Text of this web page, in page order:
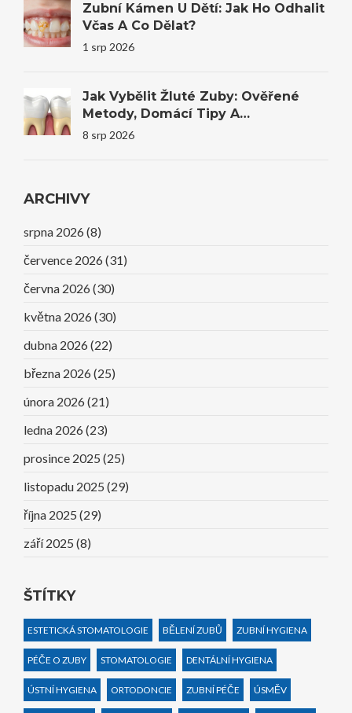
Zubní Kámen U Dětí: Jak Ho Odhalit
Včas A Co Dělat?
1 srp 2026
Jak Vybělit Žluté Zuby: Ověřené
Metody, Domácí Tipy A
Profesionální Bělení
8 srp 2026
ARCHIVY
srpna 2026 (8)
července 2026 (31)
června 2026 (30)
května 2026 (30)
dubna 2026 (22)
března 2026 (25)
února 2026 (21)
ledna 2026 (23)
prosince 2025 (25)
listopadu 2025 (29)
října 2025 (29)
září 2025 (8)
ŠTÍTKY
ESTETICKÁ STOMATOLOGIE BĚLENÍ ZUBŮ ZUBNÍ HYGIENA
PÉČE O ZUBY STOMATOLOGIE DENTÁLNÍ HYGIENA
ÚSTNÍ HYGIENA ORTODONCIE ZUBNÍ PÉČE ÚSMĚV